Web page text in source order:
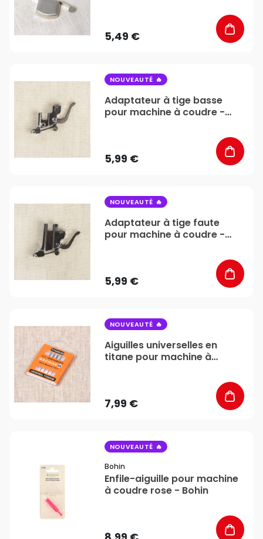
5,49 €
NOUVEAUTÉ
Adaptateur à tige basse
pour machine à coudre -
5,99 €
NOUVEAUTÉ
Adaptateur à tige faute
pour machine à coudre -
5,99 €
NOUVEAUTÉ
Aiguilles universelles en
titane pour machine à
7,99 €
NOUVEAUTÉ
Bohin
Enfile-aiguille pour machine
à coudre rose - Bohin